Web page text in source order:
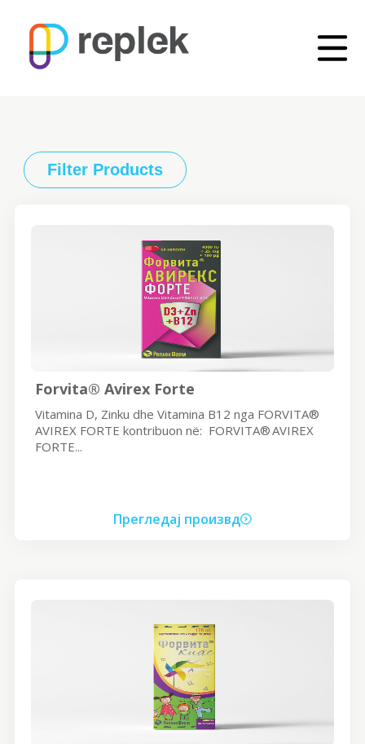
Filter Products
Forvita® Avirex Forte
Vitamina D, Zinku dhe Vitamina B12 nga FORVITA®
AVIREX FORTE kontribuon në: FORVITA® AVIREX
FORTE...
Прегледај произвд